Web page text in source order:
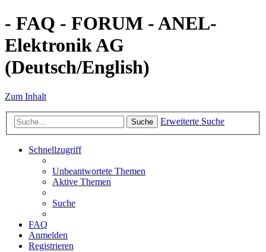
- FAQ - FORUM - ANEL-
Elektronik AG
(Deutsch/English)
Zum Inhalt
Suche Erweiterte Suche
Schnellzugriff
Unbeantwortete Themen
Aktive Themen
Suche
FAQ
Anmelden
Registrieren